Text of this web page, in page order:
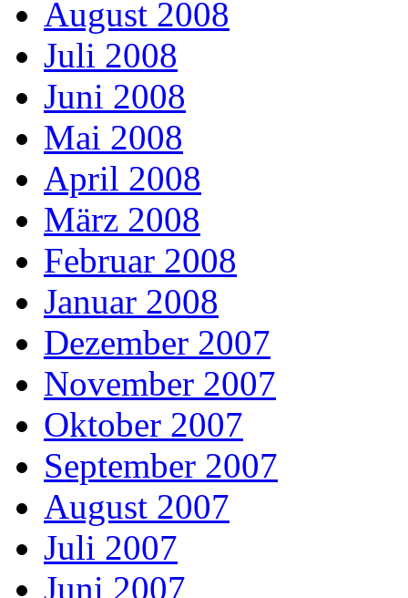
August 2008
Juli 2008
Juni 2008
Mai 2008
April 2008
März 2008
Februar 2008
Januar 2008
Dezember 2007
November 2007
Oktober 2007
September 2007
August 2007
Juli 2007
Juni 2007